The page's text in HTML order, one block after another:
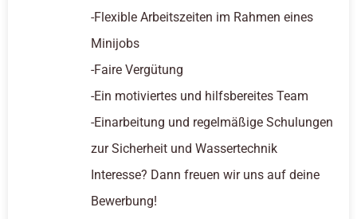
-Flexible Arbeitszeiten im Rahmen eines
Minijobs
-Faire Vergütung
-Ein motiviertes und hilfsbereites Team
-Einarbeitung und regelmäßige Schulungen
zur Sicherheit und Wassertechnik
Interesse? Dann freuen wir uns auf deine
Bewerbung!